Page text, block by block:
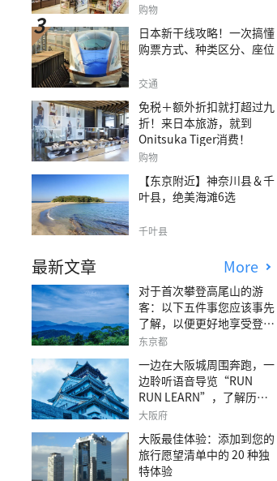
购物
日本新干线攻略！一次搞懂
购票方式、种类区分、座位
交通
免税＋额外折扣就打超过九
折！来日本旅游，就到
Onitsuka Tiger消费！
购物
【东京附近】神奈川县＆千
叶县，绝美海滩6选
千叶县
最新文章 More
对于首次攀登高尾山的游
客：以下五件事您应该事先
了解，以便更好地享受登山
之旅。
东京都
一边在大阪城周围奔跑，一
边聆听语音导览“RUN
RUN LEARN”，了解历
史。
大阪府
大阪最佳体验：添加到您的
旅行愿望清单中的 20 种独
特体验